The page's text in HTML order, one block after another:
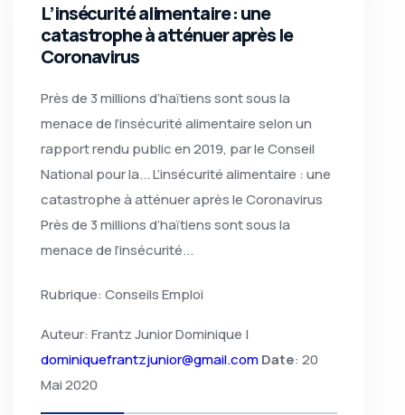
L’insécurité alimentaire : une
catastrophe à atténuer après le
Coronavirus
Près de 3 millions d’haïtiens sont sous la
menace de l’insécurité alimentaire selon un
rapport rendu public en 2019, par le Conseil
National pour la... L’insécurité alimentaire : une
catastrophe à atténuer après le Coronavirus
Près de 3 millions d’haïtiens sont sous la
menace de l’insécurité...
Rubrique: Conseils Emploi
Auteur: Frantz Junior Dominique |
dominiquefrantzjunior@gmail.comDate: 20
Mai 2020